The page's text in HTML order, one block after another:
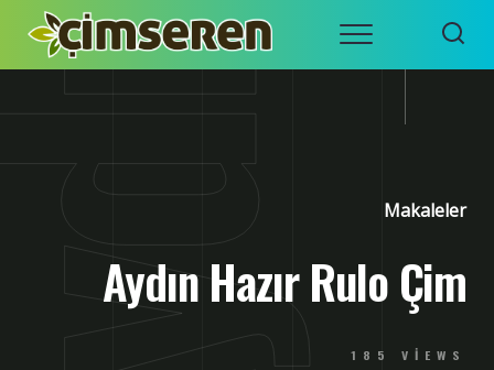
content
ÇIMSEREN
İZMIR
Menu
Makaleler
Aydın Hazır Rulo Çim
185 VIEWS